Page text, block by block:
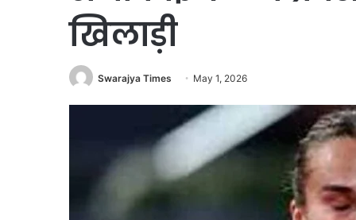
खिलाड़ी
Swarajya Times May 1, 2026